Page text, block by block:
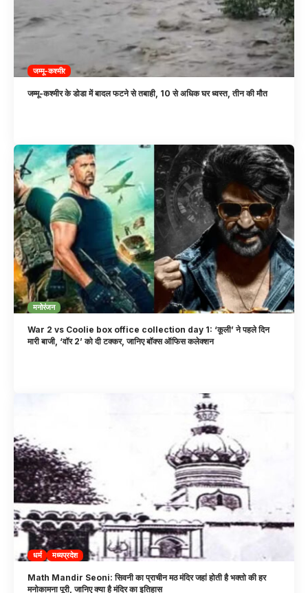
जम्मू-कश्मीर
जम्मू-कश्मीर के डोडा में बादल फटने से तबाही, 10 से अधिक घर ध्वस्त, तीन की मौत
मनोरंजन
War 2 vs Coolie box office collection day 1: ‘कूली’ ने पहले दिन
मारी बाजी, ‘वॉर 2’ को दी टक्कर, जानिए बॉक्स ऑफिस कलेक्शन
धर्म मध्यप्रदेश
Math Mandir Seoni: सिवनी का प्राचीन मठ मंदिर जहां होती है भक्तो की हर
मनोकामना पूरी, जानिए क्या है मंदिर का इतिहास